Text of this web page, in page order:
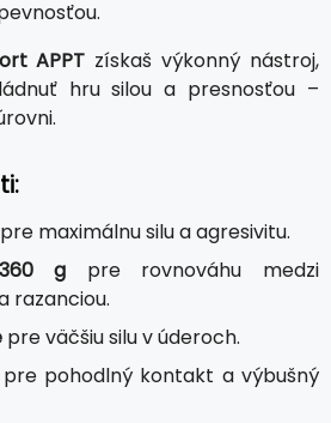
APPT získaš výkonný nástroj,
hru silou a presnosťou –
pre maximálnu silu a agresivitu.
g pre rovnováhu medzi
razanciou.
pre väčšiu silu v úderoch.
pohodlný kontakt a výbušný